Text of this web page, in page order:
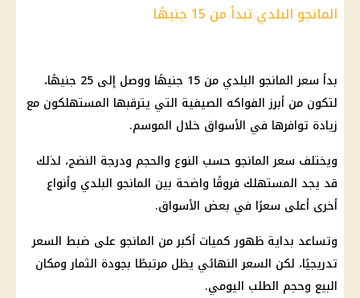
المانجو البلدي تبدأ من 15 جنيهًا
بدأ سعر المانجو البلدي من 15 جنيهًا ووصل إلى 25 جنيهًا،
لتكون من أبرز الفواكه الصيفية التي يترقبها المستهلكون مع
زيادة توافرها في الأسواق خلال الموسم.
ويختلف سعر المانجو حسب النوع والحجم ودرجة النضج، لذلك
قد يجد المستهلك فروقًا واضحة بين المانجو البلدي وأنواع
أخرى أعلى سعرًا في بعض الأسواق.
وتساعد بداية ظهور كميات أكبر من المانجو على ضبط السعر
تدريجيًا، لكن السعر النهائي يظل مرتبطًا بجودة الثمار ومكان
البيع وحجم الطلب اليومي.